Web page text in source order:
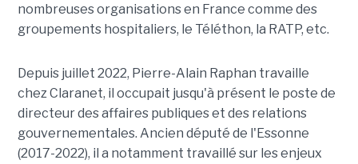
nombreuses organisations en France comme des
groupements hospitaliers, le Téléthon, la RATP, etc.
Depuis juillet 2022, Pierre-Alain Raphan travaille
chez Claranet, il occupait jusqu'à présent le poste de
directeur des affaires publiques et des relations
gouvernementales. Ancien député de l'Essonne
(2017-2022), il a notamment travaillé sur les enjeux